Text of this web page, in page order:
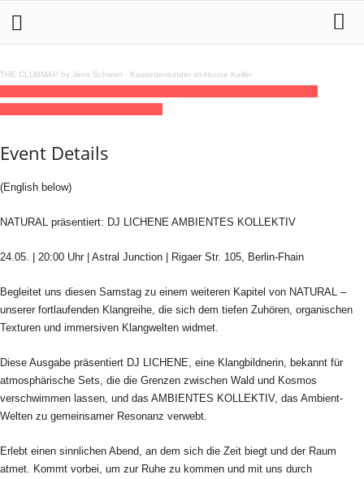
THE CLUBMAP by Jens Schwan · Kassettenkinder im House Keller
Event Details
(English below)
NATURAL präsentiert: DJ LICHENE AMBIENTES KOLLEKTIV
24.05. | 20:00 Uhr | Astral Junction | Rigaer Str. 105, Berlin-Fhain
Begleitet uns diesen Samstag zu einem weiteren Kapitel von NATURAL –
unserer fortlaufenden Klangreihe, die sich dem tiefen Zuhören, organischen
Texturen und immersiven Klangwelten widmet.
Diese Ausgabe präsentiert DJ LICHENE, eine Klangbildnerin, bekannt für
atmosphärische Sets, die die Grenzen zwischen Wald und Kosmos
verschwimmen lassen, und das AMBIENTES KOLLEKTIV, das Ambient-
Welten zu gemeinsamer Resonanz verwebt.
Erlebt einen sinnlichen Abend, an dem sich die Zeit biegt und der Raum
atmet. Kommt vorbei, um zur Ruhe zu kommen und mit uns durch